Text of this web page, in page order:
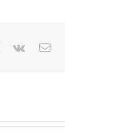
Pinterest
Vk
Correo